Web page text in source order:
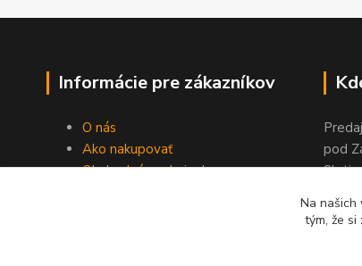
Informácie pre zákazníkov
O nás
Ako nakupovať
Obchodné podmienky
pod
Na našich
tým, že si